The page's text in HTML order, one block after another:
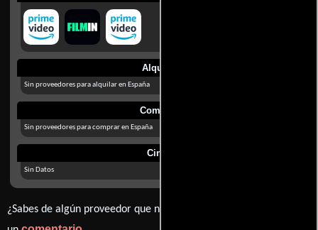
Alquilar
Sin proveedores para alquilar en España
Comprar
Sin proveedores para comprar en España
Cines
Sin Datos
¿Sabes de algún proveedor que no estamos mostrando? déjanos